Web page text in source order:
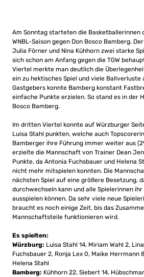
Am Sonntag starteten die Basketballerinnen
WNBL-Saison gegen Don Bosco Bamberg.
Julia Förner und Nina Kühhorn zwei starke
sich schon am Anfang gegen die TGW
Viertel merkte man deutlich die
ein zu hektisches Spiel und viele Ballverluste
Gastgebers konnte Bamberg konstant
einfache Punkte erzielen. So stand es in der
Bosco Bamberg.
Im dritten Viertel konnte auf Würzburger
Luisa Stahl punkten, welche auch
Bamberger ihre Führung immer weiter aus
erzielte die Mannschaft von Trainer Dean
Punkte, da Antonia Fuchsbauer und Helena
nicht mehr mitspielen konnten. Die
nächsten Spiel auf eine größere Besetzung,
durchwechseln kann und alle Spielerinnen
ausspielen können. Da sehr viele neue
braucht es noch einige Zeit, bis das
Mannschaftsteile funktionieren wird.
Es spielten:
Würzburg: Luisa Stahl 14, Miriam Wahl 2,
Fuchsbauer 2, Ronja Lex 0, Maike Herrmann
Helena Stahl
Bamberg: Kühhorn 22, Siebert 14,